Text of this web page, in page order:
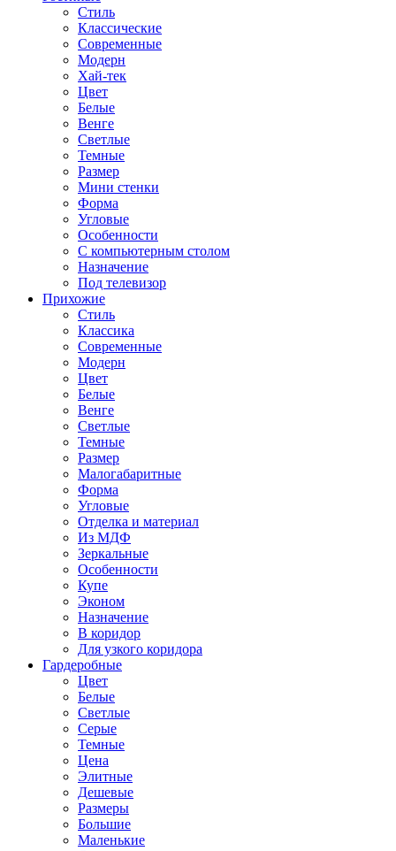
Стиль
Классические
Современные
Модерн
Хай-тек
Цвет
Белые
Венге
Светлые
Темные
Размер
Мини стенки
Форма
Угловые
Особенности
С компьютерным столом
Назначение
Под телевизор
Прихожие
Стиль
Классика
Современные
Модерн
Цвет
Белые
Венге
Светлые
Темные
Размер
Малогабаритные
Форма
Угловые
Отделка и материал
Из МДФ
Зеркальные
Особенности
Купе
Эконом
Назначение
В коридор
Для узкого коридора
Гардеробные
Цвет
Белые
Светлые
Серые
Темные
Цена
Элитные
Дешевые
Размеры
Большие
Маленькие